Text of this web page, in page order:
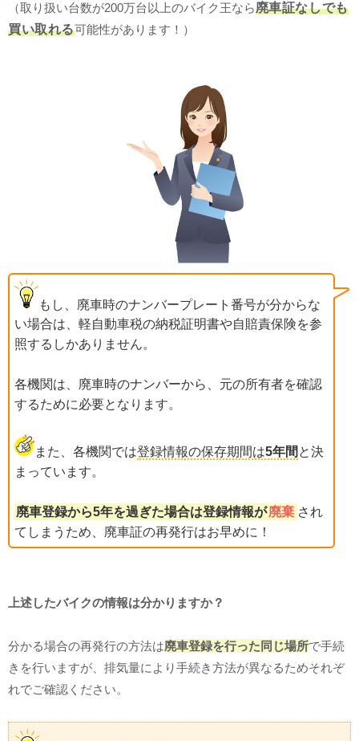
（取り扱い台数が200万台以上のバイク王なら廃車証なしでも
買い取れる可能性があります！）
もし、廃車時のナンバープレート番号が分からな
い場合は、軽自動車税の納税証明書や自賠責保険を参
照するしかありません。
各機関は、廃車時のナンバーから、元の所有者を確認
するために必要となります。
また、各機関では登録情報の保存期間は5年間 と決
まっています。
廃車登録から5年を過ぎた場合は登録情報が廃棄 され
てしまうため、廃車証の再発行はお早めに！
上述したバイクの情報は分かりますか？
分かる場合の再発行の方法は廃車登録を行った同じ場所で手続
きを行いますが、排気量により手続き方法が異なるためそれぞ
れでご確認ください。